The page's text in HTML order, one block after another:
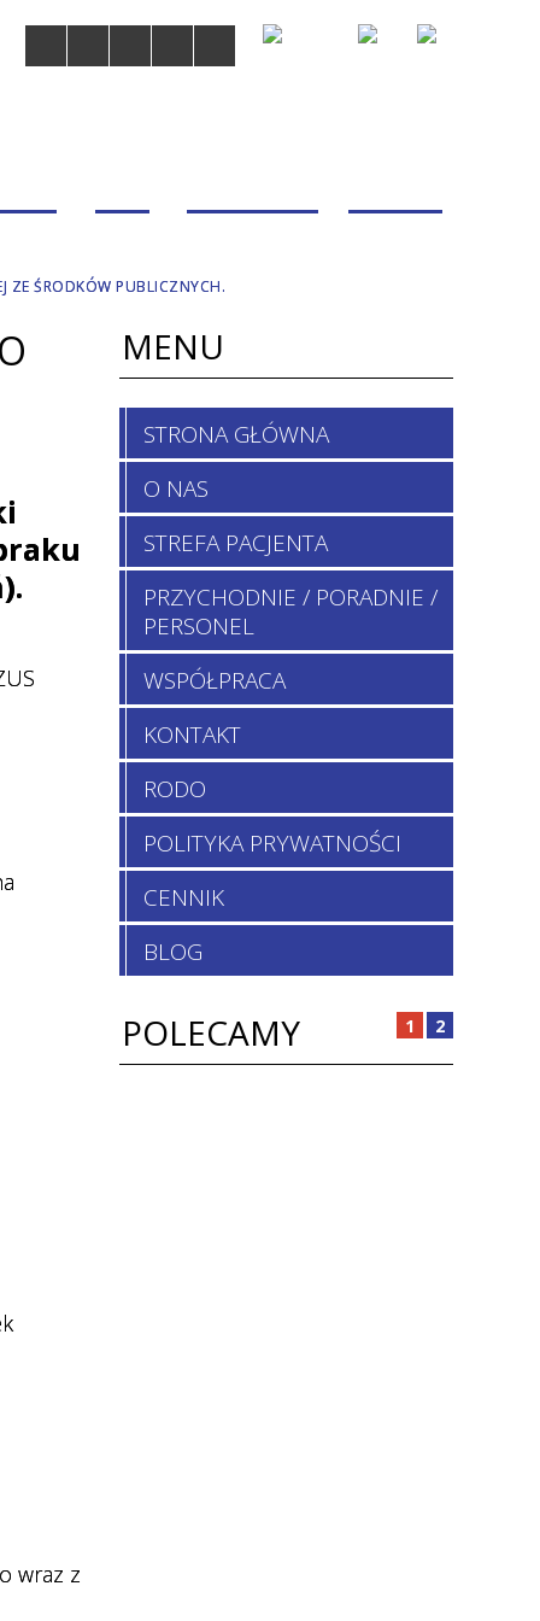
ZE ŚRODKÓW PUBLICZNYCH.
wraz z
MENU
STRONA GŁÓWNA
O NAS
STREFA PACJENTA
PRZYCHODNIE / PORADNIE /
PERSONEL
WSPÓŁPRACA
KONTAKT
RODO
POLITYKA PRYWATNOŚCI
CENNIK
BLOG
POLECAMY 1 2